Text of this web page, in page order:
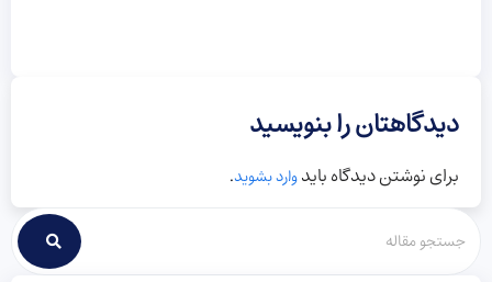
دیدگاهتان را بنویسید
برای نوشتن دیدگاه بایدوارد بشوید.